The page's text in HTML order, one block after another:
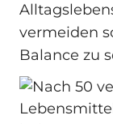
vermeiden
Balance zu